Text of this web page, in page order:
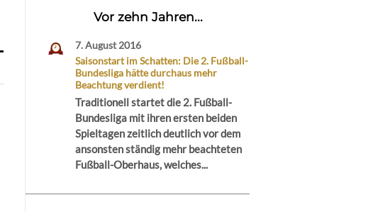
Vor zehn Jahren...
7. August 2016
Saisonstart im Schatten: Die 2. Fußball-
Bundesliga hätte durchaus mehr
Beachtung verdient!
Traditionell startet die 2. Fußball-
Bundesliga mit ihren ersten beiden
Spieltagen zeitlich deutlich vor dem
ansonsten ständig mehr beachteten
Fußball-Oberhaus, welches...